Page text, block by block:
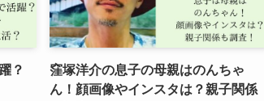
？
窪塚洋介の息子の母親はのんちゃ
ん！顔画像やインスタは？親子関係